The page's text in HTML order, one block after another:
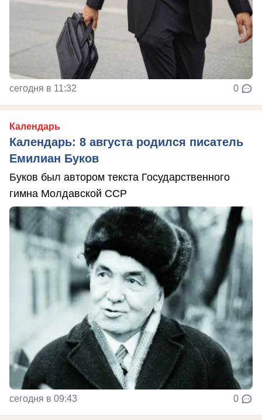
сегодня в 11:32 0
Календарь
Календарь: 8 августа родился писатель
Емилиан Буков
Буков был автором текста Государственного
гимна Молдавской ССР
сегодня в 09:43 0